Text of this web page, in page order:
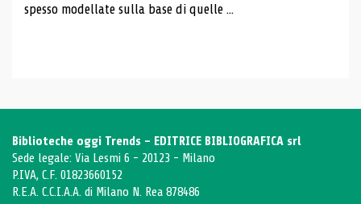
spesso modellate sulla base di quelle ...
Biblioteche oggi Trends - EDITRICE BIBLIOGRAFICA srl
Sede legale: Via Lesmi 6 - 20123 - Milano
P.IVA, C.F. 01823660152
R.E.A. C.C.I.A.A. di Milano N. Rea 878486